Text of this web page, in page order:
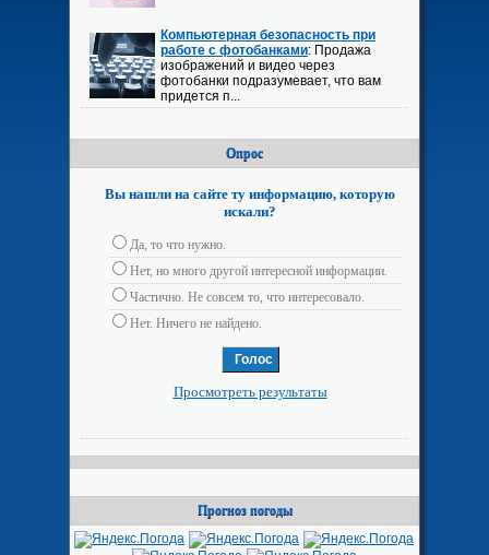
Компьютерная безопасность при
работе с фотобанками: Продажа
изображений и видео через
фотобанки подразумевает, что вам
придется п...
Опрос
Вы нашли на сайте ту информацию, которую
искали?
Да, то что нужно.
Нет, но много другой интересной информации.
Частично. Не совсем то, что интересовало.
Нет. Ничего не найдено.
Просмотреть результаты
Прогноз погоды